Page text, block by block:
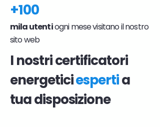
+100
mila utentiogni mese visitano il nostro
sito web
I nostri certificatori
energeticiespertia
tua disposizione